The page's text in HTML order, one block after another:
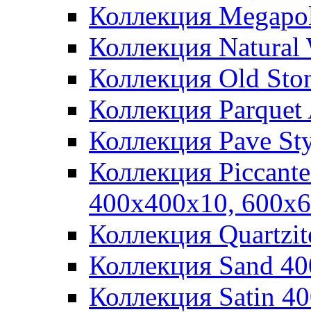
Коллекция
Коллекция
Коллекция Old
Коллекция
Коллекция Pave
Коллекция
400x400x10,
Коллекция
Коллекция Sand
Коллекция Satin